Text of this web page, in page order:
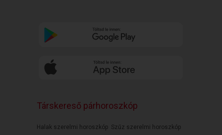
Társkereső párhoroszkóp
Halak szerelmi horoszkóp Szűz szerelmi horoszkóp